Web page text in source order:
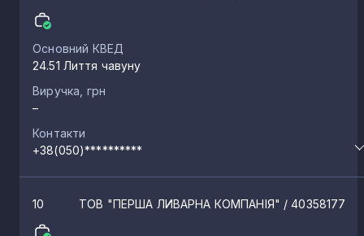
Основний КВЕД
24.51 Лиття чавуну
Виручка, грн
–
Контакти
+38(050)**********
10 ТОВ "ПЕРША ЛИВАРНА КОМПАНІЯ" / 40358177